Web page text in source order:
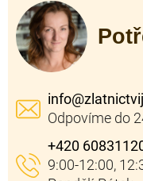
info@
+420